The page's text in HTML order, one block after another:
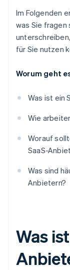
Im Folgenden
was Sie fragen
für Sie nutzen
Worum geht
Was ist ein
Wie
Worauf
SaaS-
Was sind
Anbietern?
Was